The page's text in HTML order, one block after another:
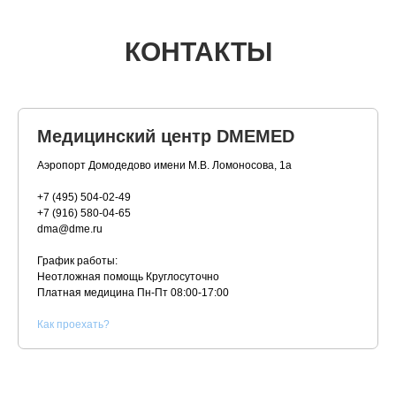
КОНТАКТЫ
Медицинский центр DMEMED
Аэропорт Домодедово имени М.В. Ломоносова, 1а
+7 (495) 504-02-49
+7 (916) 580-04-65
dma@dme.ru
График работы:
Неотложная помощь Круглосуточно
Платная медицина Пн-Пт 08:00-17:00
Как проехать?